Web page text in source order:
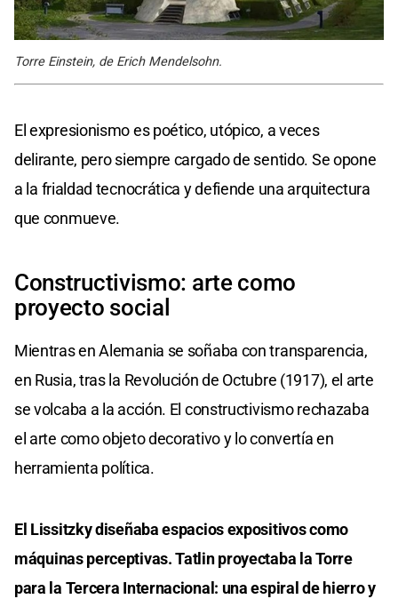
Torre Einstein, de Erich Mendelsohn.
El expresionismo es poético, utópico, a veces
delirante, pero siempre cargado de sentido. Se opone
a la frialdad tecnocrática y defiende una arquitectura
que conmueve.
Constructivismo: arte como
proyecto social
Mientras en Alemania se soñaba con transparencia,
en Rusia, tras la Revolución de Octubre (1917), el arte
se volcaba a la acción. El constructivismo rechazaba
el arte como objeto decorativo y lo convertía en
herramienta política.
El Lissitzky diseñaba espacios expositivos como
máquinas perceptivas. Tatlin proyectaba la Torre
para la Tercera Internacional: una espiral de hierro y